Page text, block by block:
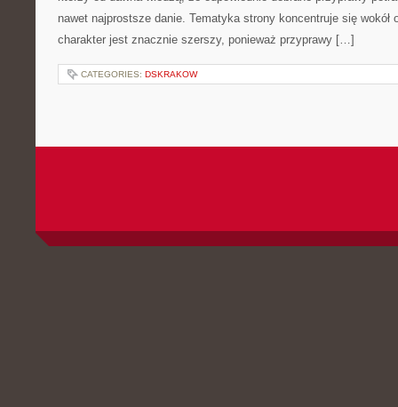
nawet najprostsze danie. Tematyka strony koncentruje się wokół
charakter jest znacznie szerszy, ponieważ przyprawy […]
CATEGORIES: DSKRAKOW